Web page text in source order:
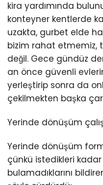
kira yardımında
konteyner kentlerde
uzakta, gurbet elde
bizim rahat etmemiz,
değil. Gece gündüz
an önce güvenli
yerleştirip sonra da
çekilmekten başka
Yerinde dönüşüm
Yerinde dönüşüm
çünkü istedikleri
bulamadıklarını